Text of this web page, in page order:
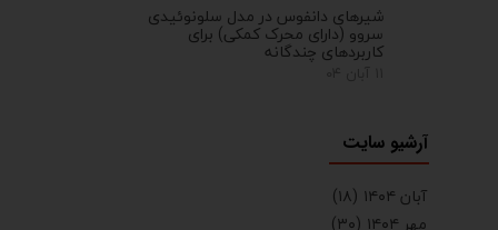
شیرهای دانفوس در مدل سلونوئیدی
سروو (دارای محرک کمکی) برای
کاربردهای چندگانه
آرشیو سایت
آبان ۱۴۰۴
(۱۸)
مهر ۱۴۰۴
(۳۰)